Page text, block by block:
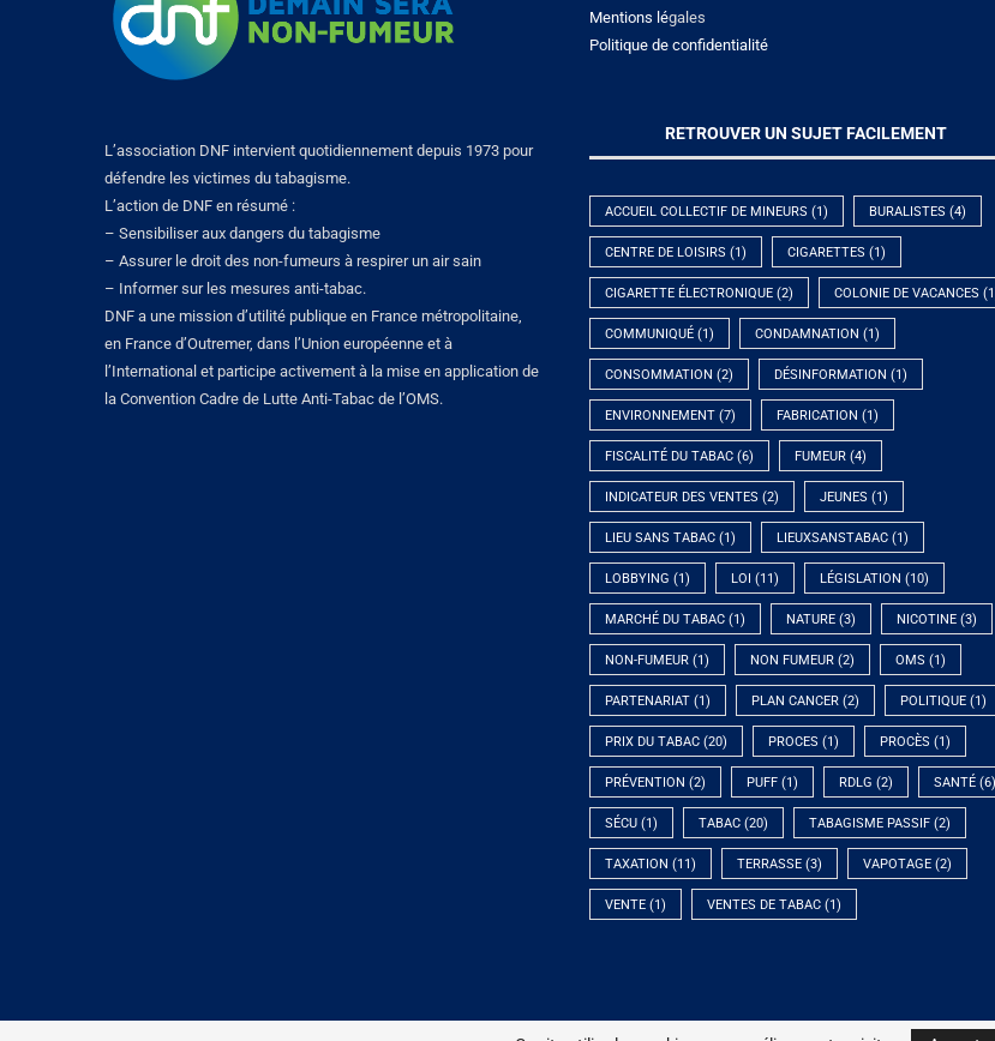
L’association DNF intervient quotidiennement depuis 1973 pour
défendre les victimes du tabagisme.
L’action de DNF en résumé :
– Sensibiliser aux dangers du tabagisme
– Assurer le droit des non-fumeurs à respirer un air sain
– Informer sur les mesures anti-tabac.
DNF a une mission d’utilité publique en France métropolitaine,
en France d’Outremer, dans l’Union européenne et à
l’International et participe activement à la mise en application de
la Convention Cadre de Lutte Anti-Tabac de l’OMS.
Mentions légales
Politique de confidentialité
RETROUVER UN SUJET FACILEMENT
ACCUEIL COLLECTIF DE MINEURS (1) BURALISTES (4)
CENTRE DE LOISIRS (1) CIGARETTES (1)
CIGARETTE ÉLECTRONIQUE(2) COLONIE DE VACANCES
COMMUNIQUÉ(1) CONDAMNATION (1)
CONSOMMATION (2) DÉSINFORMATION (1)
ENVIRONNEMENT(7) FABRICATION (1)
FISCALITÉ DU TABAC(6) FUMEUR(4)
INDICATEUR DES VENTES (2) JEUNES (1)
LIEU SANS TABAC(1) LIEUXSANSTABAC(1)
LOBBYING (1) LOI (11) LÉGISLATION (10)
MARCHÉ DU TABAC(1) NATURE(3) NICOTINE(3)
NON-FUMEUR(1) NON FUMEUR(2) OMS (1)
PARTENARIAT(1) PLAN CANCER(2) POLITIQUE(1)
PRIX DU TABAC(20) PROCES (1) PROCÈS (1)
PRÉVENTION (2) PUFF(1) RDLG (2) SANTÉ(6)
SÉCU(1) TABAC(20) TABAGISME PASSIF(2)
TAXATION (11) TERRASSE(3) VAPOTAGE(2)
VENTE(1) VENTES DE TABAC(1)
© 2023 - Association DNF - Tous droits réservés